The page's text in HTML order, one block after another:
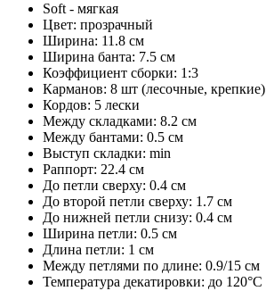
Soft - мягкая
Цвет: прозрачный
Ширина: 11.8 см
Ширина банта: 7.5 см
Коэффициент сборки: 1:3
Карманов: 8 шт (лесочные, крепкие)
Кордов: 5 лески
Между складками: 8.2 см
Между бантами: 0.5 см
Выступ складки: min
Раппорт: 22.4 см
До петли сверху: 0.4 см
До второй петли сверху: 1.7 см
До нижней петли снизу: 0.4 см
Ширина петли: 0.5 см
Длина петли: 1 см
Между петлями по длине: 0.9/15 см
Температура декатировки: до 120°С